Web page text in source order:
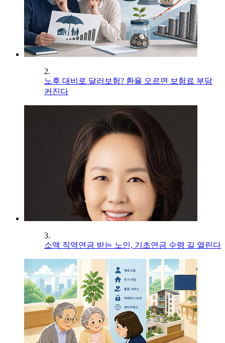
2.
노후 대비로 달러보험? 환율 오르면 보험료 부담
커진다
3.
소액 직역연금 받는 노인, 기초연금 수령 길 열린다